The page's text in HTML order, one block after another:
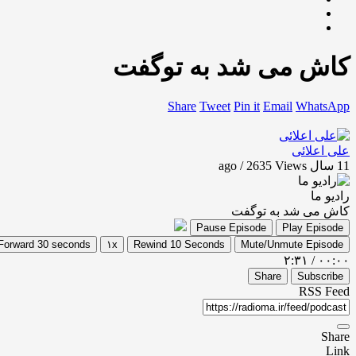
کاش می شد به توگفت
Share Tweet Pin it Email WhatsApp
علی اعلائی
11 سال ago / 2635
Views
رادیو ما
کاش می شد به توگفت
Play Episode
Pause Episode
Mute/Unmute Episode
Rewind 10 Seconds ۱x 30 seconds
۰۰:۰۰ / ۲:۳۱
Subscribe
Share
RSS Feed
Share
Link